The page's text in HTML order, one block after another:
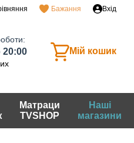
Бажання Вхід
20:00 Мій кошик
Матраци
TVSHOP
Наші
магазини